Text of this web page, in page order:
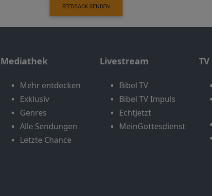
FEEDBACK SENDEN
Mediathek
Mehr entdecken
Exklusiv
Genres
Alle Sendungen
Letzte Chance
Livestream
Bibel TV
Bibel TV Impuls
EchtJetzt
MeinGottesdienst